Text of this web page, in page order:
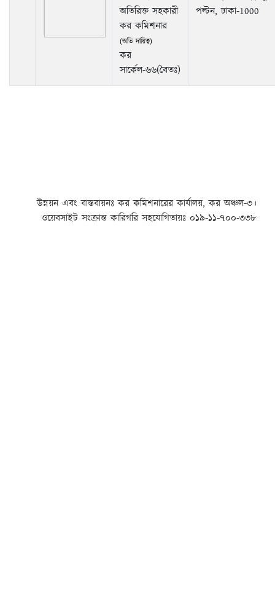
অতিরিক্ত সহকারী
কর কমিশনার
(অতি দায়িত্ব)
কর
সার্কেল-৬৬(বৈতঃ)
পল্টন, ঢাকা-1000
উন্নয়ন এবং বাস্তবায়নঃ কর কমিশনারের কার্যালয়, কর অঞ্চল-৩।
ওয়েবসাইট সংক্রান্ত কারিগরি সহযোগিতায়ঃ ০১৯-১১-৭০০-৩৩৮